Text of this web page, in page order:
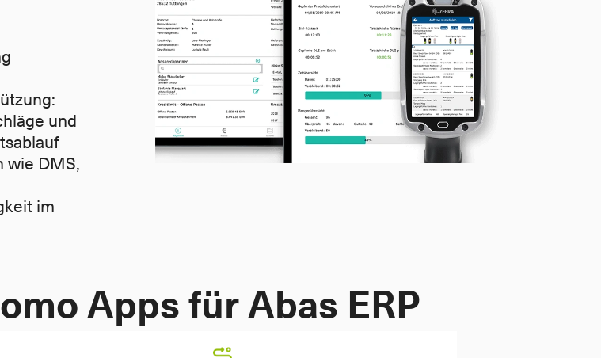
und
wie DMS,
im
Apps für Abas ERP